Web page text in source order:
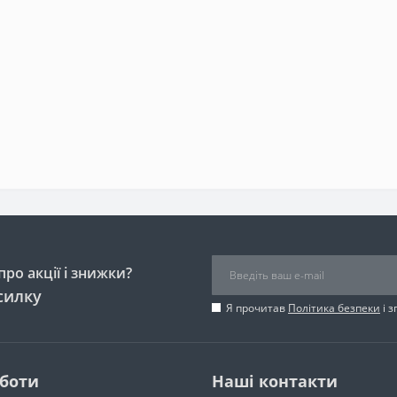
акції і знижки?
Я прочитав Політика безпеки і
Наші контакти